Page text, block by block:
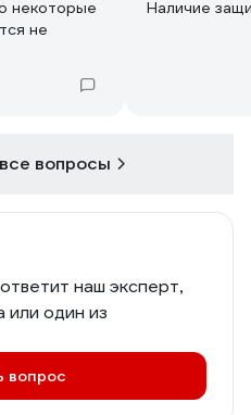
некоторые
не
Наличие
вопросы
наш эксперт,
или один из
вопрос